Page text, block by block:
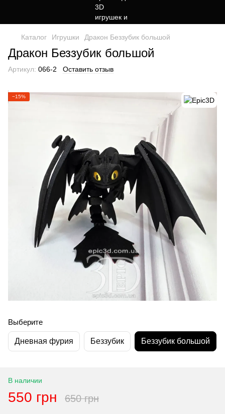
Каталог Игрушки Дракон Беззубик большой
Дракон Беззубик большой
Артикул: 066-2 Оставить отзыв
−15%
Выберите
Дневная фурия Беззубик Беззубик большой
В наличии
550 грн 650 грн